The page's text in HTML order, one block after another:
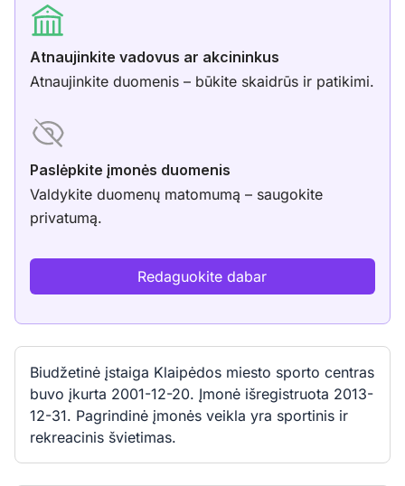
Atnaujinkite vadovus ar akcininkus
Atnaujinkite duomenis – būkite skaidrūs ir patikimi.
Paslėpkite įmonės duomenis
Valdykite duomenų matomumą – saugokite
privatumą.
Redaguokite dabar
Biudžetinė įstaiga Klaipėdos miesto sporto centras
buvo įkurta 2001-12-20. Įmonė išregistruota 2013-
12-31. Pagrindinė įmonės veikla yra sportinis ir
rekreacinis švietimas.